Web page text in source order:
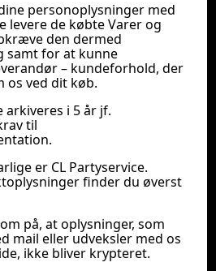
personoplysninger med
levere de købte Varer og
den dermed
samt for at kunne
– kundeforhold, der
os ved dit køb.
arkiveres i 5 år jf.
til
er CL Partyservice.
finder du øverst
på, at oplysninger, som
mail eller udveksler med os
ikke bliver krypteret.